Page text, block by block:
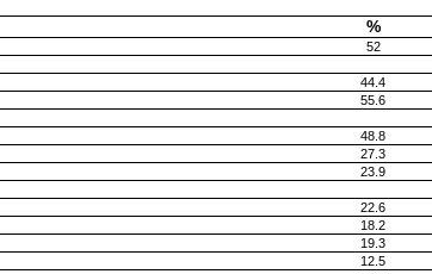
%
52
44.4
55.6
48.8
27.3
23.9
22.6
18.2
19.3
12.5